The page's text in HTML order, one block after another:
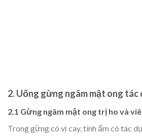
2. Uống gừng ngâm mật ong tác
2.1 Gừng ngâm mật ong trị ho và
Trong gừng có vị cay, tính ấm có tác